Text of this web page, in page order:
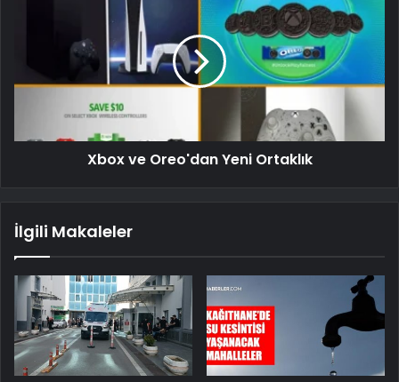
Xbox ve Oreo'dan Yeni Ortaklık
İlgili Makaleler